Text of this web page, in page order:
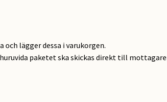
och lägger dessa i varukorgen.
paketet ska skickas direkt till